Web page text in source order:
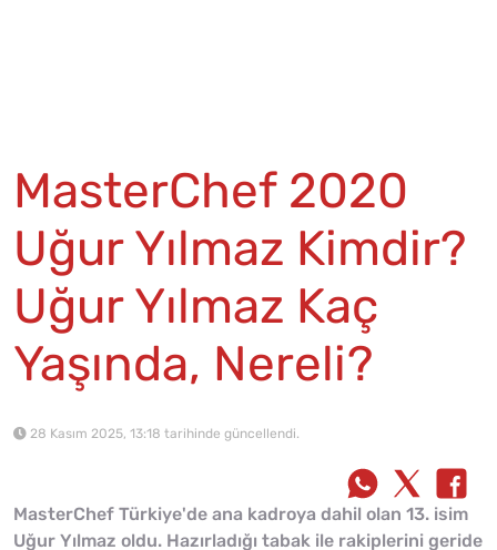
MasterChef 2020
Uğur Yılmaz Kimdir?
Uğur Yılmaz Kaç
Yaşında, Nereli?
28 Kasım 2025, 13:18 tarihinde güncellendi.
MasterChef Türkiye'de ana kadroya dahil olan 13. isim
Uğur Yılmaz oldu. Hazırladığı tabak ile rakiplerini geride